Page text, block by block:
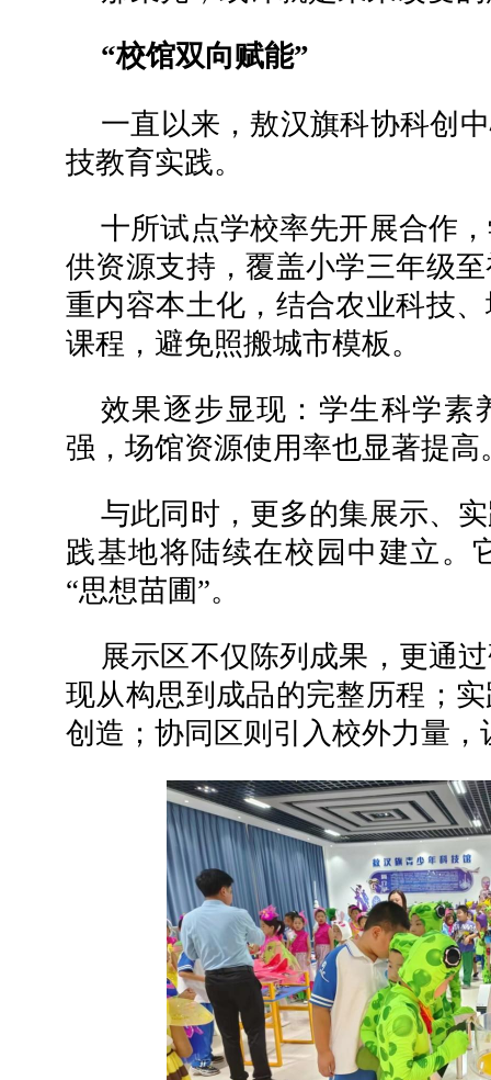
“校馆双向赋能”
一直以来，敖汉旗科协科创
技教育实践。
十所试点学校率先开展合作
供资源支持，覆盖小学三年级
重内容本土化，结合农业科技
课程，避免照搬城市模板。
效果逐步显现：学生科学素
强，场馆资源使用率也显著提高
与此同时，更多的集展示、
践基地将陆续在校园中建立。
“思想苗圃”。
展示区不仅陈列成果，更通
现从构思到成品的完整历程；
创造；协同区则引入校外力量